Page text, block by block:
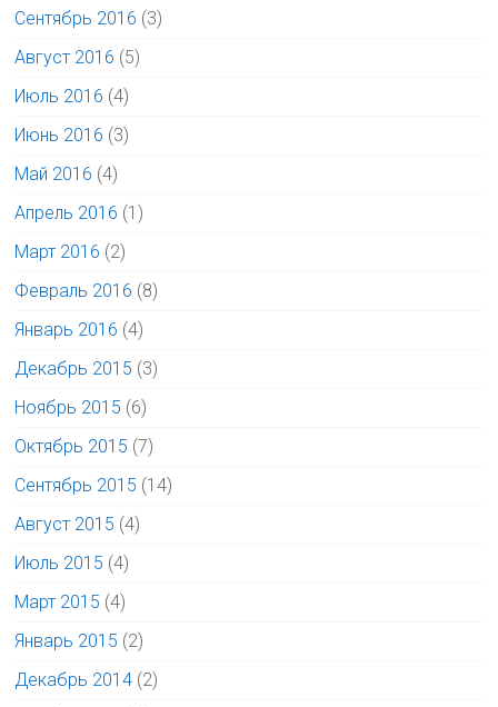
Сентябрь 2016 (3)
Август 2016 (5)
Июль 2016 (4)
Июнь 2016 (3)
Май 2016 (4)
Апрель 2016 (1)
Март 2016 (2)
Февраль 2016 (8)
Январь 2016 (4)
Декабрь 2015 (3)
Ноябрь 2015 (6)
Октябрь 2015 (7)
Сентябрь 2015 (14)
Август 2015 (4)
Июль 2015 (4)
Март 2015 (4)
Январь 2015 (2)
Декабрь 2014 (2)